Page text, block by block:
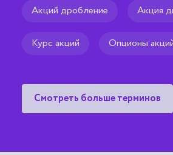
Акций дробление Акция
Курс акций Опционы
Смотреть больше терминов